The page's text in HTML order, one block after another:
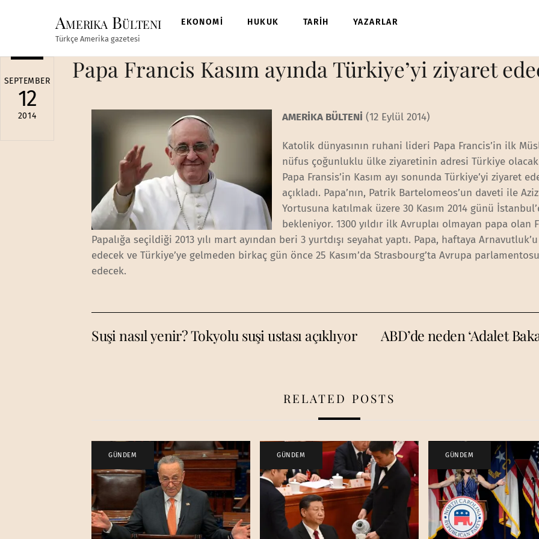
Amerika Bülteni
Türkçe Amerika gazetesi
EKONOMİ HUKUK TARİH YAZARLAR
SEPTEMBER
12
2014
Papa Francis Kasım ayında Türkiye’yi ziyaret
AMERİKA BÜLTENİ (12 Eylül 2014)
Katolik dünyasının ruhani lideri Papa Francis’in ilk
nüfus çoğunluklu ülke ziyaretinin adresi Türkiye
Papa Fransis’in Kasım ayı sonunda Türkiye’yi ziyaret
açıkladı. Papa’nın, Patrik Bartelomeos’un daveti ile
Yortusuna katılmak üzere 30 Kasım 2014 günü
bekleniyor. 1300 yıldır ilk Avruplaı olmayan papa olan
Papalığa seçildiği 2013 yılı mart ayından beri 3 yurtdışı seyahat yaptı. Papa, haftaya
edecek ve Türkiye’ye gelmeden birkaç gün önce 25 Kasım’da Strasbourg’ta Avrupa
edecek.
Suşi nasıl yenir? Tokyolu suşi ustası açıklıyor ABD’de neden ‘Adalet
RELATED POSTS
GÜNDEM GÜNDEM GÜNDEM